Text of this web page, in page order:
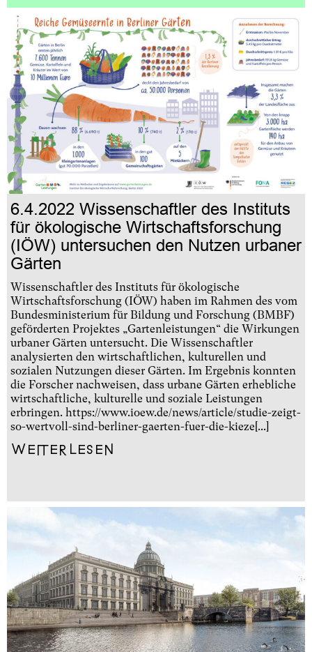
6.4.2022 Wissenschaftler des Instituts
für ökologische Wirtschaftsforschung
(IÖW) untersuchen den Nutzen urbaner
Gärten
Wissenschaftler des Instituts für ökologische
Wirtschaftsforschung (IÖW) haben im Rahmen des vom
Bundesministerium für Bildung und Forschung (BMBF)
geförderten Projektes „Gartenleistungen“ die Wirkungen
urbaner Gärten untersucht. Die Wissenschaftler
analysierten den wirtschaftlichen, kulturellen und
sozialen Nutzungen dieser Gärten. Im Ergebnis konnten
die Forscher nachweisen, dass urbane Gärten erhebliche
wirtschaftliche, kulturelle und soziale Leistungen
erbringen. https://www.ioew.de/news/article/studie-zeigt-
so-wertvoll-sind-berliner-gaerten-fuer-die-kieze[...]
Weiterlesen